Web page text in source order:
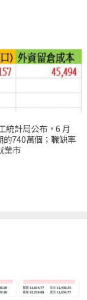
統計局公布，6 月
的740萬個；職缺率
業市